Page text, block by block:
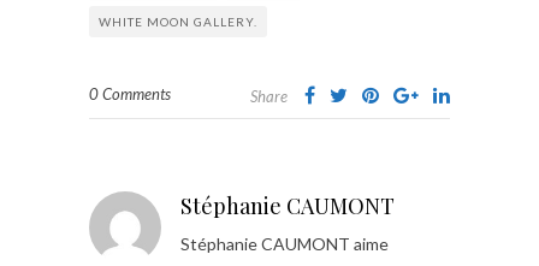
WHITE MOON GALLERY.
0 Comments Share
Stéphanie CAUMONT
Stéphanie CAUMONT aime